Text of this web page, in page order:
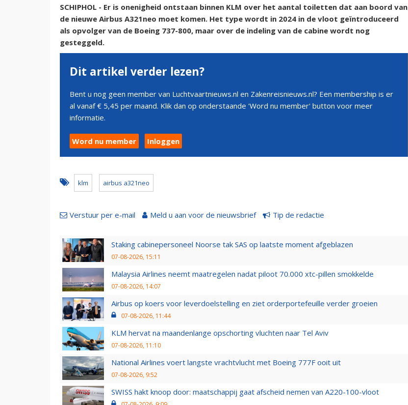
SCHIPHOL - Er is onenigheid ontstaan binnen KLM over het aantal toiletten dat aan boord van
de nieuwe Airbus A321neo moet komen. Het type wordt in 2024 in de vloot geïntroduceerd
als opvolger van de Boeing 737-800, maar over de indeling van de cabine wordt nog
gesteggeld.
Dit artikel verder lezen?
Bent u nog geen member van Luchtvaartnieuws.nl en Zakenreisnieuws.nl? Een membership is er
al vanaf € 5,45 per maand. Klik dan op onderstaande 'Word nu member' button voor meer
informatie.
Word nu member Inloggen
klm airbus a321neo
Verstuur per e-mail Meld u aan voor de nieuwsbrief Tip de redactie
Staking cabinepersoneel Noorse tak SAS op laatste moment afgeblazen
07-08-2026, 15:11
Malaysia Airlines neemt maatregelen nadat piloot 70.000 xtc-pillen smokkelde
07-08-2026, 14:07
Airbus op koers voor leverdoelstelling en ziet orderportefeuille verder groeien
07-08-2026, 11:44
KLM hervat na maandenlange opschorting vluchten naar Tel Aviv
07-08-2026, 11:10
National Airlines voert langste vrachtvlucht met Boeing 777F ooit uit
07-08-2026, 9:52
SWISS hakt knoop door: maatschappij gaat afscheid nemen van A220-100-vloot